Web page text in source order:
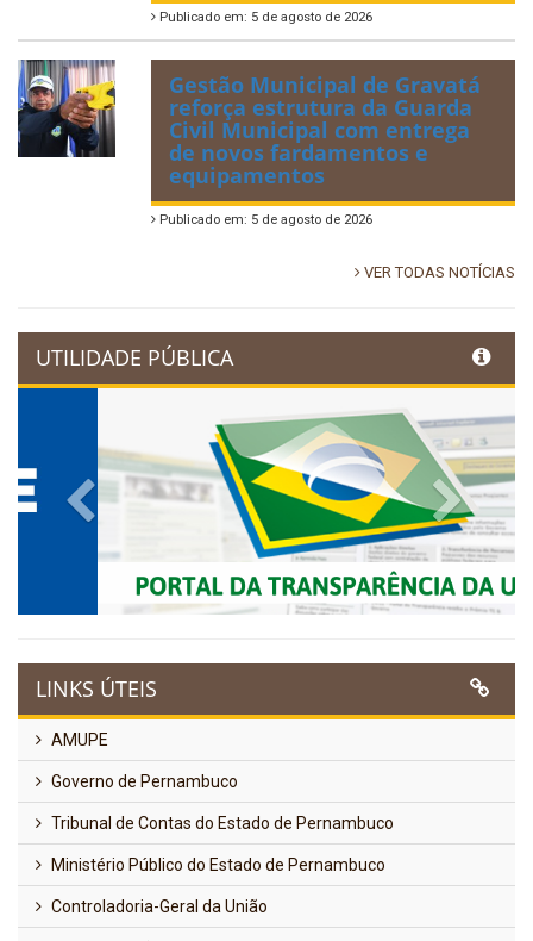
Publicado em: 5 de agosto de 2026
Gestão Municipal de Gravatá
reforça estrutura da Guarda
Civil Municipal com entrega
de novos fardamentos e
equipamentos
Publicado em: 5 de agosto de 2026
VER TODAS NOTÍCIAS
UTILIDADE PÚBLICA
Previous Next
LINKS ÚTEIS
AMUPE
Governo de Pernambuco
Tribunal de Contas do Estado de Pernambuco
Ministério Público do Estado de Pernambuco
Controladoria-Geral da União